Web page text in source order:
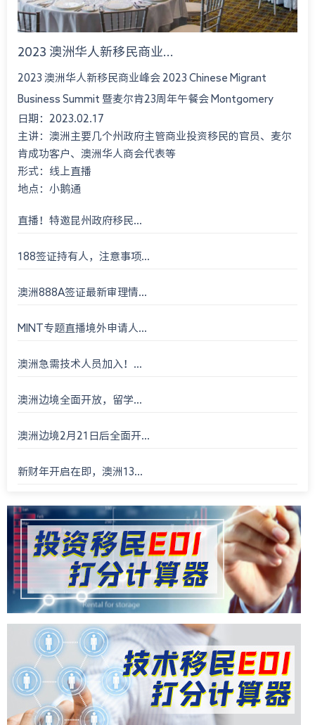
2023 澳洲华人新移民商业...
2023 澳洲华人新移民商业峰会 2023 Chinese Migrant
Business Summit 暨麦尔肯23周年午餐会 Montgomery
International Consultant 23rd An...
日期：2023.02.17
主讲：澳洲主要几个州政府主管商业投资移民的官员、麦尔
肯成功客户、澳洲华人商会代表等
形式：线上直播
地点：小鹅通
直播！特邀昆州政府移民...
188签证持有人，注意事项...
澳洲888A签证最新审理情...
MINT专题直播境外申请人...
澳洲急需技术人员加入！...
澳洲边境全面开放，留学...
澳洲边境2月21日后全面开...
新财年开启在即，澳洲13...